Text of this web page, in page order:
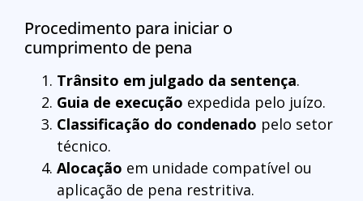
Procedimento para iniciar o
cumprimento de pena
Trânsito em julgado da sentença.
Guia de execução expedida pelo juízo.
Classificação do condenado pelo setor
técnico.
Alocação em unidade compatível ou
aplicação de pena restritiva.